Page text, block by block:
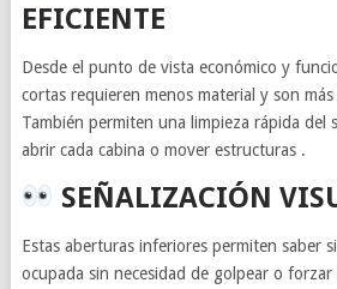
EFICIENTE
Desde el punto de vista económico y
cortas requieren menos material y son
También permiten una limpieza rápida del
abrir cada cabina o mover estructuras .
SEÑALIZACIÓN
Estas aberturas inferiores permiten saber
ocupada sin necesidad de golpear o